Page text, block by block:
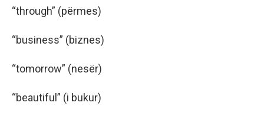
“through” (përmes)
“business” (biznes)
“tomorrow” (nesër)
“beautiful” (i bukur)